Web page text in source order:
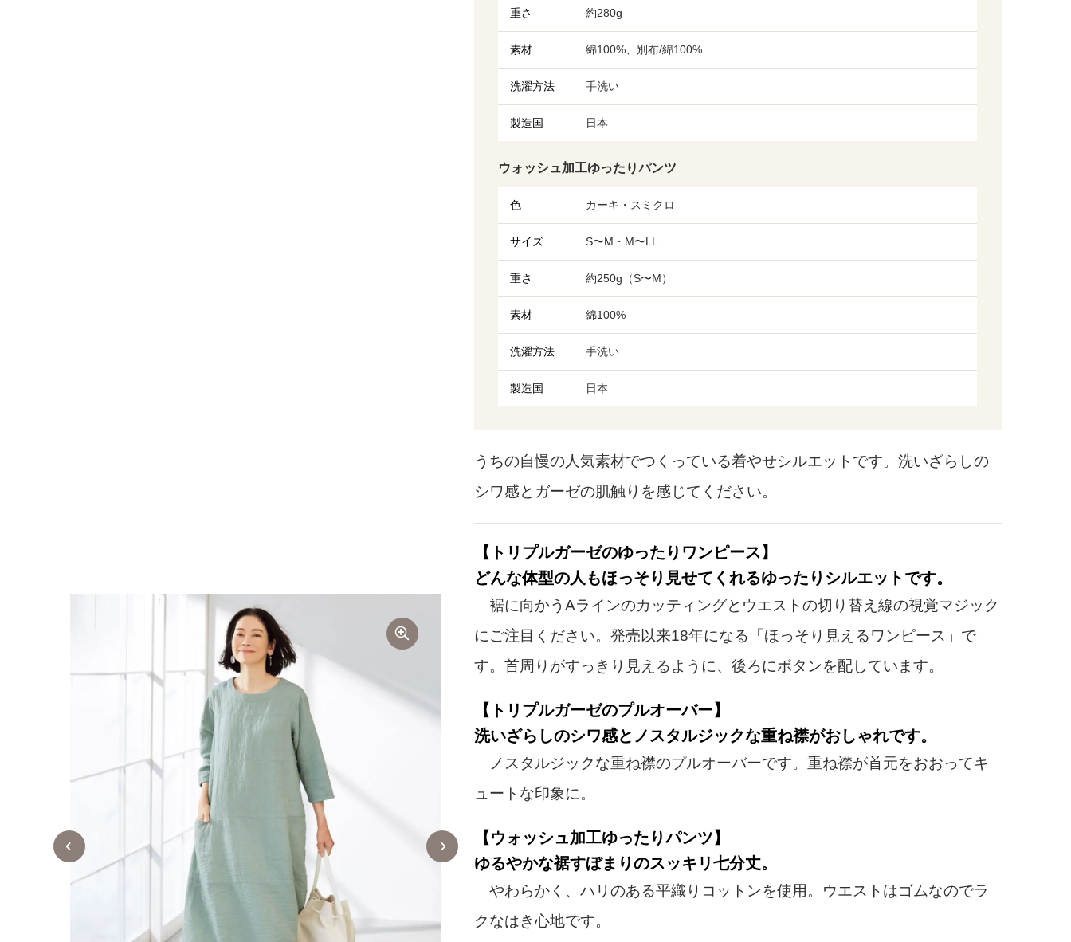
画像を拡大 画像を拡大
重さ 約280g
素材 綿100%、別布/綿100%
洗濯方法 手洗い
製造国 日本
ウォッシュ加工ゆったりパンツ
色 カーキ・スミクロ
サイズ S〜M・M〜LL
重さ 約250g（S〜M）
素材 綿100%
洗濯方法 手洗い
製造国 日本
うちの自慢の人気素材でつくっている着やせシルエットです。洗いざらしの
シワ感とガーゼの肌触りを感じてください。
【トリプルガーゼのゆったりワンピース】
どんな体型の人もほっそり見せてくれるゆったりシルエットです。
裾に向かうAラインのカッティングとウエストの切り替え線の視覚マジック
にご注目ください。発売以来18年になる「ほっそり見えるワンピース」で
す。首周りがすっきり見えるように、後ろにボタンを配しています。
【トリプルガーゼのプルオーバー】
洗いざらしのシワ感とノスタルジックな重ね襟がおしゃれです。
ノスタルジックな重ね襟のプルオーバーです。重ね襟が首元をおおってキ
ュートな印象に。
【ウォッシュ加工ゆったりパンツ】
ゆるやかな裾すぼまりのスッキリ七分丈。
やわらかく、ハリのある平織りコットンを使用。ウエストはゴムなのでラ
クなはき心地です。